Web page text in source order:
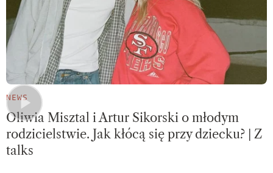
NEWS
Oliwia Misztal i Artur Sikorski o młodym
rodzicielstwie. Jak kłócą się przy dziecku? | Z
talks